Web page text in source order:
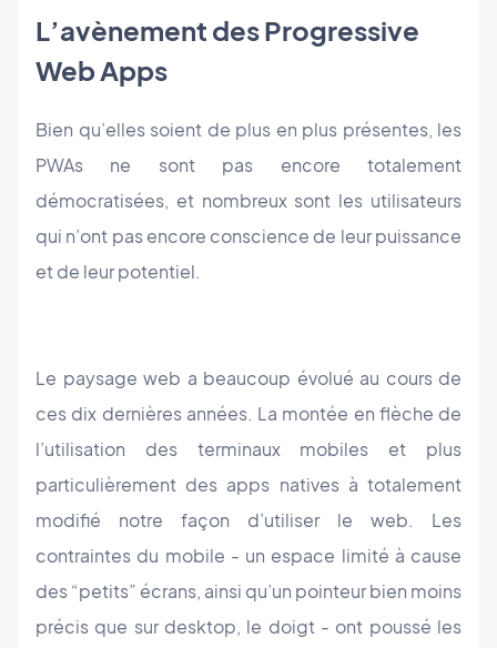
L’avènement des Progressive
Web Apps
Bien qu’elles soient de plus en plus présentes, les
PWAs ne sont pas encore totalement
démocratisées, et nombreux sont les utilisateurs
qui n’ont pas encore conscience de leur puissance
et de leur potentiel.
Le paysage web a beaucoup évolué au cours de
ces dix dernières années. La montée en flèche de
l’utilisation des terminaux mobiles et plus
particulièrement des apps natives à totalement
modifié notre façon d’utiliser le web. Les
contraintes du mobile - un espace limité à cause
des “petits” écrans, ainsi qu’un pointeur bien moins
précis que sur desktop, le doigt - ont poussé les